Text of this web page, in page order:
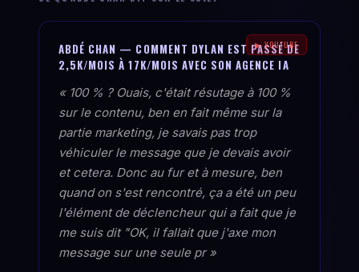
▶ YOUTUBE
ABDÉ CHAN — COMMENT DYLAN EST PASSÉ DE
2,5K/MOIS À 17K/MOIS AVEC SON AGENCE IA
« 100 % ? Ouais, c'était résutage à 100 %
sur le contenu, ben en fait même sur la
partie marketing, je savais pas trop
véhiculer le message que je devais avoir
et cetera. Donc au fur et à mesure, ben
quand on s'est rencontré, ça a été un peu
l'élément de déclencheur qui a fait que je
me suis dit "OK, il fallait que j'axe mon
message sur une seule pr »